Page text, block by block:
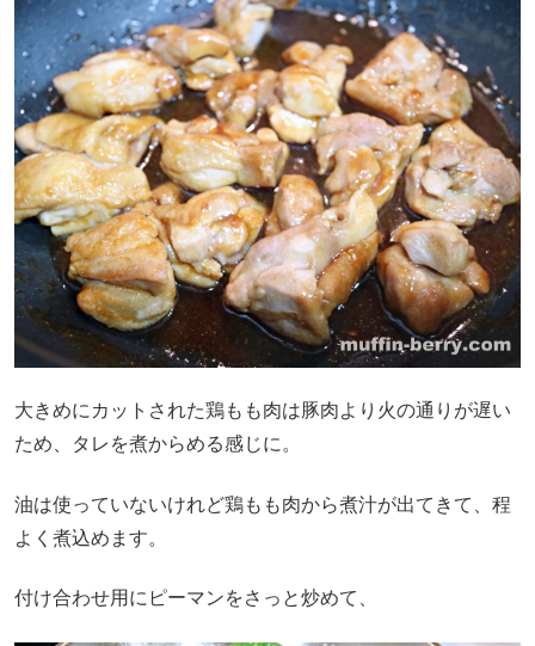
大きめにカットされた鶏もも肉は豚肉より火の通りが遅い
ため、タレを煮からめる感じに。
油は使っていないけれど鶏もも肉から煮汁が出てきて、程
よく煮込めます。
付け合わせ用にピーマンをさっと炒めて、